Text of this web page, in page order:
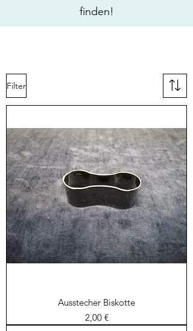
finden!
Filter
Ausstecher Biskotte
Preis
2,00 €